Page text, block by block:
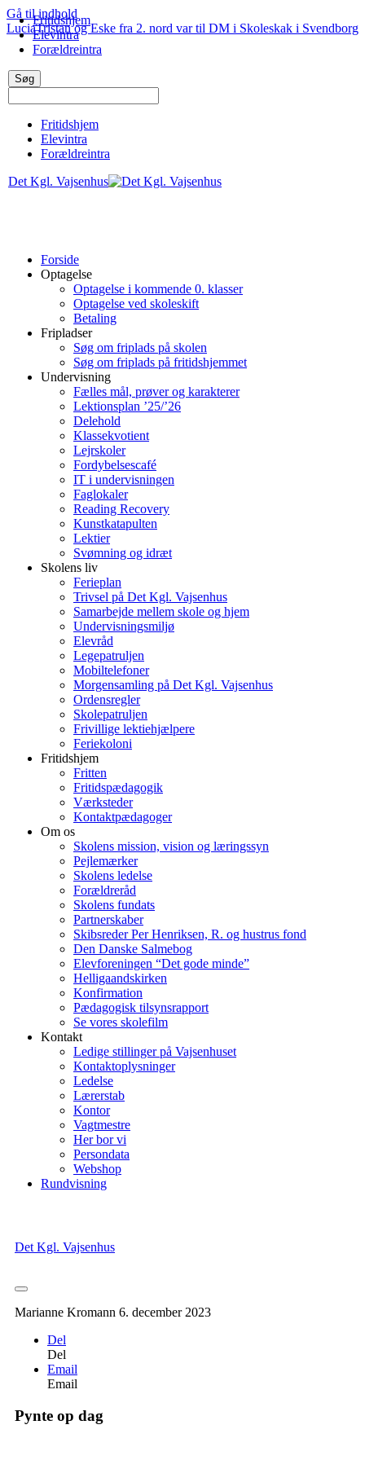
Gå til indhold
LuciaTristan og Eske fra 2. nord var til DM i Skoleskak i Svendborg
Det Kgl. Vajsenhus
Marianne Kromann 6. december 2023
Del
Del
Email
Email
Pynte op dag
Fritidshjem
Elevintra
Forældreintra
Det Kgl. Vajsenhus
Forside
Optagelse
Optagelse i kommende 0. klasser
Optagelse ved skoleskift
Betaling
Fripladser
Søg om friplads på skolen
Søg om friplads på fritidshjemmet
Undervisning
Fælles mål, prøver og karakterer
Lektionsplan ’25/’26
Delehold
Klassekvotient
Lejrskoler
Fordybelsescafé
IT i undervisningen
Faglokaler
Reading Recovery
Kunstkatapulten
Lektier
Svømning og idræt
Skolens liv
Ferieplan
Trivsel på Det Kgl. Vajsenhus
Samarbejde mellem skole og hjem
Undervisningsmiljø
Elevråd
Legepatruljen
Mobiltelefoner
Morgensamling på Det Kgl. Vajsenhus
Ordensregler
Skolepatruljen
Frivillige lektiehjælpere
Feriekoloni
Fritidshjem
Fritten
Fritidspædagogik
Værksteder
Kontaktpædagoger
Om os
Skolens mission, vision og læringssyn
Pejlemærker
Skolens ledelse
Forældreråd
Skolens fundats
Partnerskaber
Skibsreder Per Henriksen, R. og hustrus fond
Den Danske Salmebog
Elevforeningen “Det gode minde”
Helligaandskirken
Konfirmation
Pædagogisk tilsynsrapport
Se vores skolefilm
Kontakt
Ledige stillinger på Vajsenhuset
Kontaktoplysninger
Ledelse
Lærerstab
Kontor
Vagtmestre
Her bor vi
Persondata
Webshop
Rundvisning
Fritidshjem
Elevintra
Forældreintra